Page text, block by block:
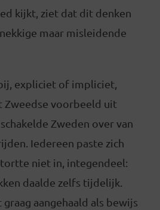
kijkt, ziet dat dit denken
maar misleidende
expliciet of impliciet,
Zweedse voorbeeld uit
Zweden over van
Iedereen paste zich
niet in, integendeel:
daalde zelfs tijdelijk.
aangehaald als bewijs